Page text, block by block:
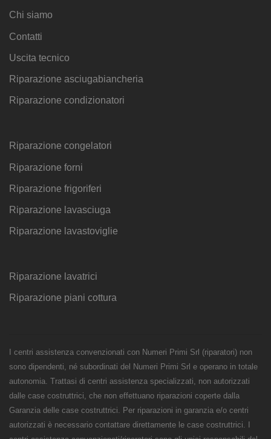
Chi siamo
Contatti
Uscita tecnico
Riparazione asciugabiancheria
Riparazione condizionatori
Riparazione congelatori
Riparazione forni
Riparazione frigoriferi
Riparazione lavasciuga
Riparazione lavastoviglie
Riparazione lavatrici
Riparazione piani cottura
I centri assistenza convenzionati con Numeri Primi Srl (riparatori) non
sono dipendenti, né subordinati del Numeri Primi Srl e operano in totale
autonomia. Trattasi di centri assistenza specializzati, non autorizzati
dalle case costruttrici, che non effettuano riparazioni coperte dalla
Garanzia delle case costruttrici. Per riparazioni in garanzia e/o centri
autorizzati è necessario contattare direttamente le case costruttrici. I